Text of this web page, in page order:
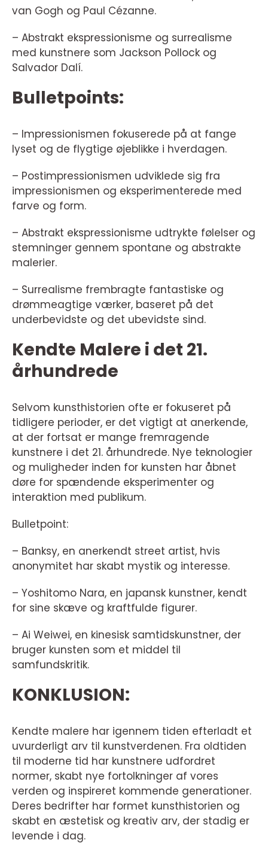
van Gogh og Paul Cézanne.
– Abstrakt ekspressionisme og surrealisme
med kunstnere som Jackson Pollock og
Salvador Dalí.
Bulletpoints:
– Impressionismen fokuserede på at fange
lyset og de flygtige øjeblikke i hverdagen.
– Postimpressionismen udviklede sig fra
impressionismen og eksperimenterede med
farve og form.
– Abstrakt ekspressionisme udtrykte følelser og
stemninger gennem spontane og abstrakte
malerier.
– Surrealisme frembragte fantastiske og
drømmeagtige værker, baseret på det
underbevidste og det ubevidste sind.
Kendte Malere i det 21.
århundrede
Selvom kunsthistorien ofte er fokuseret på
tidligere perioder, er det vigtigt at anerkende,
at der fortsat er mange fremragende
kunstnere i det 21. århundrede. Nye teknologier
og muligheder inden for kunsten har åbnet
døre for spændende eksperimenter og
interaktion med publikum.
Bulletpoint:
– Banksy, en anerkendt street artist, hvis
anonymitet har skabt mystik og interesse.
– Yoshitomo Nara, en japansk kunstner, kendt
for sine skæve og kraftfulde figurer.
– Ai Weiwei, en kinesisk samtidskunstner, der
bruger kunsten som et middel til
samfundskritik.
KONKLUSION:
Kendte malere har igennem tiden efterladt et
uvurderligt arv til kunstverdenen. Fra oldtiden
til moderne tid har kunstnere udfordret
normer, skabt nye fortolkninger af vores
verden og inspireret kommende generationer.
Deres bedrifter har formet kunsthistorien og
skabt en æstetisk og kreativ arv, der stadig er
levende i dag.